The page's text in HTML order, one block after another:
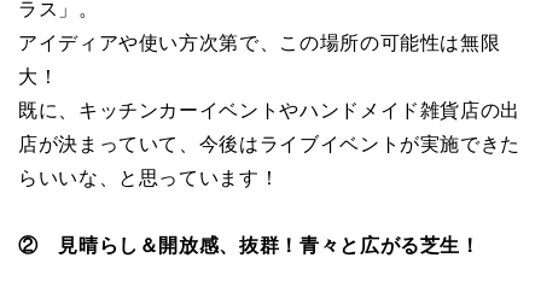
ラス」。
アイディアや使い方次第で、この場所の可能性は無限
大！
既に、キッチンカーイベントやハンドメイド雑貨店の出
店が決まっていて、今後はライブイベントが実施できた
らいいな、と思っています！
② 見晴らし＆開放感、抜群！青々と広がる芝生！